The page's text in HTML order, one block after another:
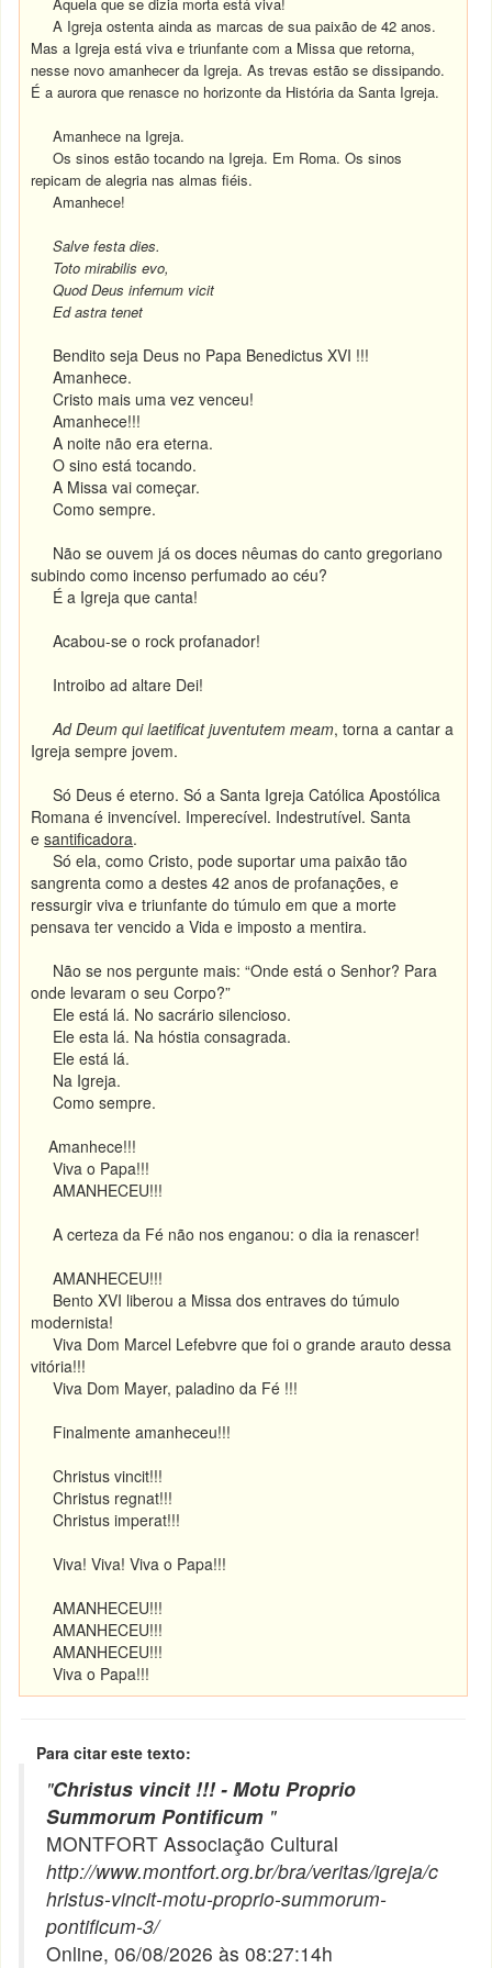
A Igreja ostenta ainda as marcas de sua paixão de 42 anos.
Mas a Igreja está viva e triunfante com a Missa que retorna,
nesse novo amanhecer da Igreja. As trevas estão se dissipando.
É a aurora que renasce no horizonte da História da Santa Igreja.
Amanhece na Igreja.
Os sinos estão tocando na Igreja. Em Roma. Os sinos
repicam de alegria nas almas fiéis.
Amanhece!
Salve festa dies.
Toto mirabilis evo,
Quod Deus infernum vicit
Ed astra tenet
Bendito seja Deus no Papa Benedictus XVI !!!
Amanhece.
Cristo mais uma vez venceu!
Amanhece!!!
A noite não era eterna.
O sino está tocando.
A Missa vai começar.
Como sempre.
Não se ouvem já os doces nêumas do canto gregoriano
subindo como incenso perfumado ao céu?
É a Igreja que canta!
Acabou-se o rock profanador!
Introibo ad altare Dei!
Ad Deum qui laetificat juventutem meam, torna a cantar a
Igreja sempre jovem.
Só Deus é eterno. Só a Santa Igreja Católica Apostólica
Romana é invencível. Imperecível. Indestrutível. Santa
esantificadora.
Só ela, como Cristo, pode suportar uma paixão tão
sangrenta como a destes 42 anos de profanações, e
ressurgir viva e triunfante do túmulo em que a morte
pensava ter vencido a Vida e imposto a mentira.
Não se nos pergunte mais: “Onde está o Senhor? Para
onde levaram o seu Corpo?”
Ele está lá. No sacrário silencioso.
Ele esta lá. Na hóstia consagrada.
Ele está lá.
Na Igreja.
Como sempre.
Amanhece!!!
Viva o Papa!!!
AMANHECEU!!!
A certeza da Fé não nos enganou: o dia ia renascer!
AMANHECEU!!!
Bento XVI liberou a Missa dos entraves do túmulo
modernista!
Viva Dom Marcel Lefebvre que foi o grande arauto dessa
vitória!!!
Viva Dom Mayer, paladino da Fé !!!
Finalmente amanheceu!!!
Christus vincit!!!
Christus regnat!!!
Christus imperat!!!
Viva! Viva! Viva o Papa!!!
AMANHECEU!!!
AMANHECEU!!!
AMANHECEU!!!
Viva o Papa!!!
Para citar este texto:
"Christus vincit !!! - Motu Proprio
Summorum Pontificum "
MONTFORT Associação Cultural
http://www.montfort.org.br/bra/veritas/igreja/c
hristus-vincit-motu-proprio-summorum-
pontificum-3/
Online, 06/08/2026 às 08:27:14h